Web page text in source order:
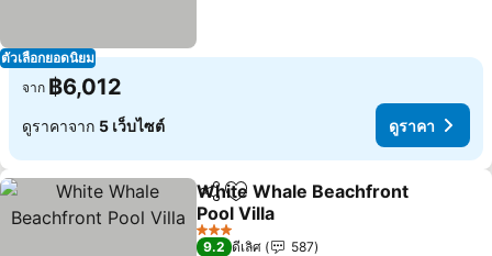
ตัวเลือกยอดนิยม
จาก ฿6,012
ดูราคาจาก 5 เว็บไซต์ ดูราคา
แชร์ เพิ่มในรายการโปรด
White Whale Beachfront
Pool Villa
3 ดาว
9.2 ดีเลิศ
587